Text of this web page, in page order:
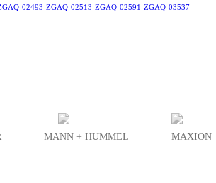
02493 ZGAQ-02513 ZGAQ-02591 ZGAQ-03537
MANN + HUMMEL MAXION